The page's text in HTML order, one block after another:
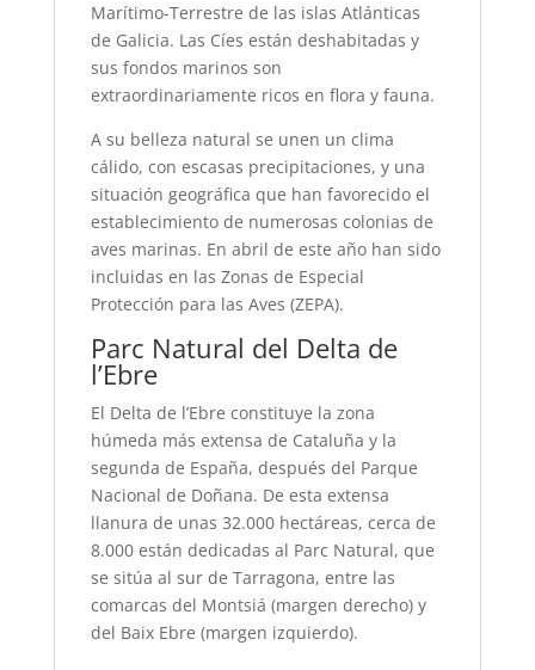
Marítimo-Terrestre de las islas Atlánticas
de Galicia. Las Cíes están deshabitadas y
sus fondos marinos son
extraordinariamente ricos en flora y fauna.
A su belleza natural se unen un clima
cálido, con escasas precipitaciones, y una
situación geográfica que han favorecido el
establecimiento de numerosas colonias de
aves marinas. En abril de este año han sido
incluidas en las Zonas de Especial
Protección para las Aves (ZEPA).
Parc Natural del Delta de
l’Ebre
El Delta de l’Ebre constituye la zona
húmeda más extensa de Cataluña y la
segunda de España, después del Parque
Nacional de Doñana. De esta extensa
llanura de unas 32.000 hectáreas, cerca de
8.000 están dedicadas al Parc Natural, que
se sitúa al sur de Tarragona, entre las
comarcas del Montsiá (margen derecho) y
del Baix Ebre (margen izquierdo).